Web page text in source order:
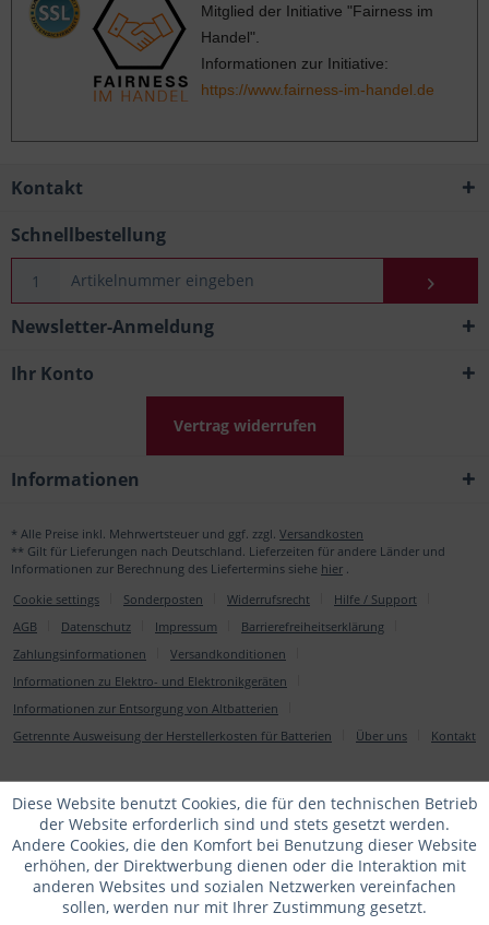
Mitglied der Initiative "Fairness im
Handel".
Informationen zur Initiative:
https://www.fairness-im-handel.de
Kontakt
Schnellbestellung
Newsletter-Anmeldung
Ihr Konto
Vertrag widerrufen
Informationen
* Alle Preise inkl. Mehrwertsteuer und ggf. zzgl. Versandkosten
** Gilt für Lieferungen nach Deutschland. Lieferzeiten für andere Länder und
Informationen zur Berechnung des Liefertermins siehe hier
Cookie settings
Sonderposten Widerrufsrecht
Hilfe / Support
AGB
Datenschutz Impressum
Barrierefreiheitserklärung
Zahlungsinformationen
Versandkonditionen
Informationen zu Elektro- und Elektronikgeräten
Informationen zur Entsorgung von Altbatterien
Getrennte Ausweisung der Herstellerkosten für Batterien
Über uns Kontakt
Diese Website benutzt Cookies, die für den technischen Betrieb
der Website erforderlich sind und stets gesetzt werden.
Andere Cookies, die den Komfort bei Benutzung dieser Website
erhöhen, der Direktwerbung dienen oder die Interaktion mit
anderen Websites und sozialen Netzwerken vereinfachen
sollen, werden nur mit Ihrer Zustimmung gesetzt.